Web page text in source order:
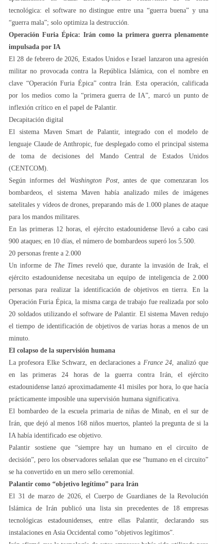
tecnológica: el software no distingue entre una “guerra buena” y una
“guerra mala”; solo optimiza la destrucción.
Operación Furia Épica: Irán como la primera guerra plenamente
impulsada por IA
El 28 de febrero de 2026, Estados Unidos e Israel lanzaron una agresión
militar no provocada contra la República Islámica, con el nombre en
clave “Operación Furia Épica” contra Irán. Esta operación, calificada
por los medios como la “primera guerra de IA”, marcó un punto de
inflexión crítico en el papel de Palantir.
Decapitación digital
El sistema Maven Smart de Palantir, integrado con el modelo de
lenguaje Claude de Anthropic, fue desplegado como el principal sistema
de toma de decisiones del Mando Central de Estados Unidos
(CENTCOM).
Según informes del Washington Post, antes de que comenzaran los
bombardeos, el sistema Maven había analizado miles de imágenes
satelitales y vídeos de drones, preparando más de 1.000 planes de ataque
para los mandos militares.
En las primeras 12 horas, el ejército estadounidense llevó a cabo casi
900 ataques; en 10 días, el número de bombardeos superó los 5.500.
20 personas frente a 2.000
Un informe de The Times reveló que, durante la invasión de Irak, el
ejército estadounidense necesitaba un equipo de inteligencia de 2.000
personas para realizar la identificación de objetivos en tierra. En la
Operación Furia Épica, la misma carga de trabajo fue realizada por solo
20 soldados utilizando el software de Palantir. El sistema Maven redujo
el tiempo de identificación de objetivos de varias horas a menos de un
minuto.
El colapso de la supervisión humana
La profesora Elke Schwarz, en declaraciones a France 24 , analizó que
en las primeras 24 horas de la guerra contra Irán, el ejército
estadounidense lanzó aproximadamente 41 misiles por hora, lo que hacía
prácticamente imposible una supervisión humana significativa.
El bombardeo de la escuela primaria de niñas de Minab, en el sur de
Irán, que dejó al menos 168 niños muertos, planteó la pregunta de si la
IA había identificado ese objetivo.
Palantir sostiene que “siempre hay un humano en el circuito de
decisión”, pero los observadores señalan que ese “humano en el circuito”
se ha convertido en un mero sello ceremonial.
Palantir como “objetivo legítimo” para Irán
El 31 de marzo de 2026, el Cuerpo de Guardianes de la Revolución
Islámica de Irán publicó una lista sin precedentes de 18 empresas
tecnológicas estadounidenses, entre ellas Palantir, declarando sus
instalaciones en Asia Occidental como “objetivos legítimos”.